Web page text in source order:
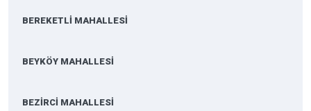
BEREKETLİ MAHALLESİ
BEYKÖY MAHALLESİ
BEZİRCİ MAHALLESİ